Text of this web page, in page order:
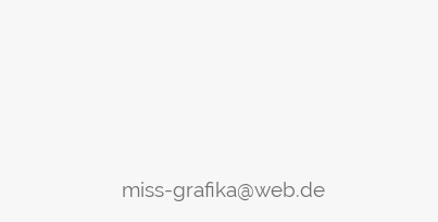
miss-grafika@web.de